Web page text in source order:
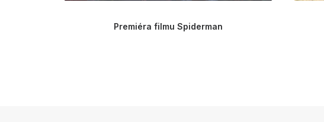
Premiéra filmu Spiderman